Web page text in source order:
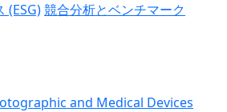
(ESG)競合分析とベンチマーク
and Medical Devices